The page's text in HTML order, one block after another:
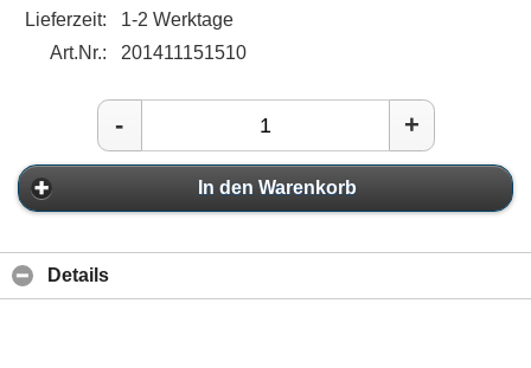
Lieferzeit:
1-2 Werktage
Art.Nr.:
201411151510
- +
In den Warenkorb
Details